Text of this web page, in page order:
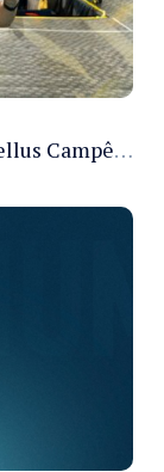
União Progressista confirma Marcellus Campêlo como candidato a deputado estadual